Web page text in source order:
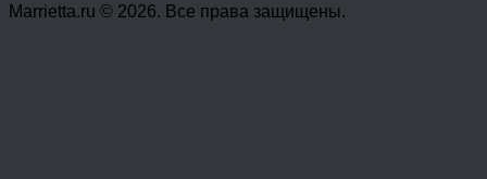
Marrietta.ru © 2026. Все права защищены.